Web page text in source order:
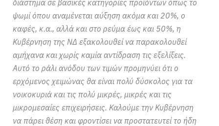
διάστημα σε βασικές κατηγορίες προϊόντων όπως το
ψωμί όπου αναμένεται αύξηση ακόμα και 20%, ο
καφές, κ.α., αλλά και στο ρεύμα έως και 50%, η
Κυβέρνηση της ΝΔ εξακολουθεί να παρακολουθεί
αμήχανα και χωρίς καμία αντίδραση τις εξελίξεις.
Αυτό το ράλι ανόδου των τιμών προμηνύει ότι ο
ερχόμενος χειμώνας θα είναι πολύ δύσκολος για τα
νοικοκυριά και τις πολύ μικρές, μικρές και τις
μικρομεσαίες επιχειρήσεις. Καλούμε την Κυβέρνηση
να πάρει θέση και φροντίσει να προστατευτεί το ήδη